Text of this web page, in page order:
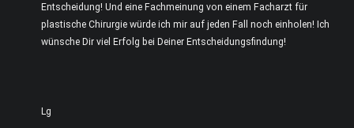
Entscheidung! Und eine Fachmeinung von einem Facharzt für
plastische Chirurgie würde ich mir auf jeden Fall noch einholen! Ich
wünsche Dir viel Erfolg bei Deiner Entscheidungsfindung!
Lg